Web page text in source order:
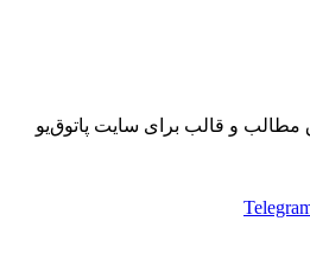
مطالب و قالب برای سایت پاتوق‌یو